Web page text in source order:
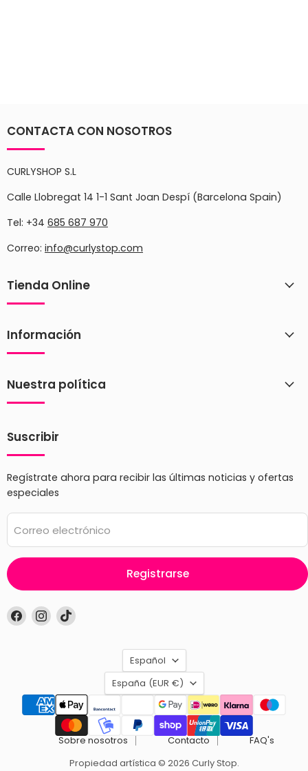
CONTACTA CON NOSOTROS
CURLYSHOP S.L
Calle Llobregat 14 1-1 Sant Joan Despí (Barcelona Spain)
Tel: +34 685 687 970
Correo: info@curlystop.com
Tienda Online
Información
Nuestra política
Suscribir
Regístrate ahora para recibir las últimas noticias y ofertas
especiales
Correo electrónico
Registrarse
Encuéntrenos
en
Encuéntrenos
en
Encuéntrenos
Idioma
Español
País
España (EUR €)
Sobre nosotros Contacto
FAQ's
Propiedad artística © 2026 Curly Stop.